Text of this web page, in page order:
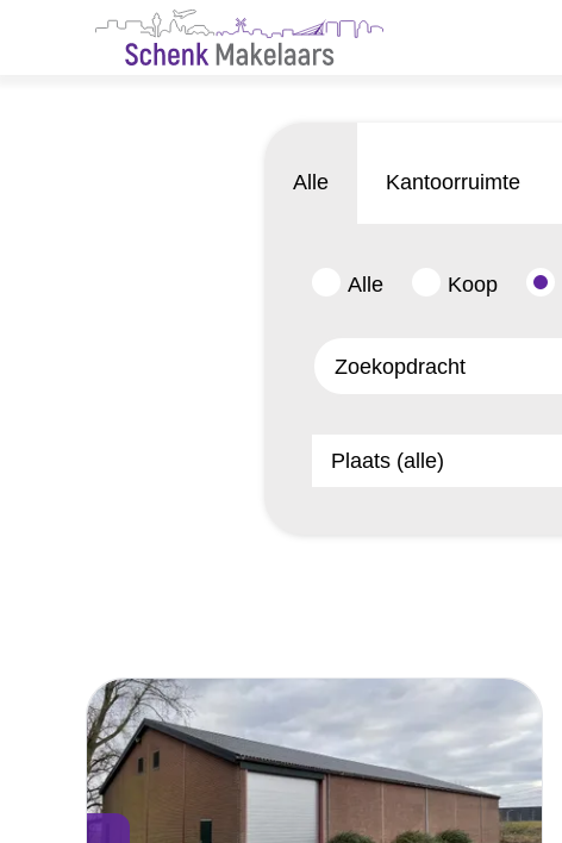
Alle Kantoorruimte
Alle Koop
Plaats (alle)